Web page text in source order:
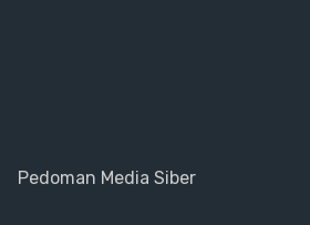
Pedoman Media Siber